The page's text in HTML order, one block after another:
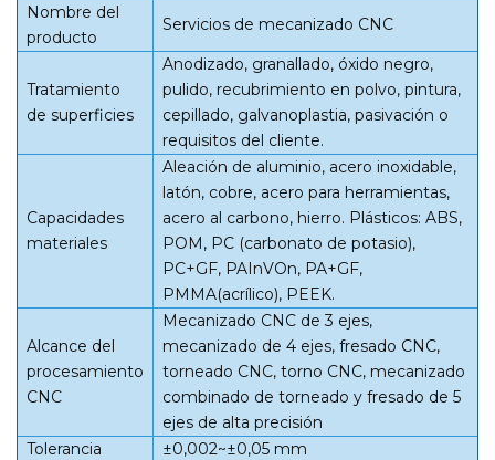
Nombre del
producto
Servicios de mecanizado CNC
Tratamiento
de superficies
Anodizado, granallado, óxido negro,
pulido, recubrimiento en polvo, pintura,
cepillado, galvanoplastia, pasivación o
requisitos del cliente.
Capacidades
materiales
Aleación de aluminio, acero inoxidable,
latón, cobre, acero para herramientas,
acero al carbono, hierro. Plásticos: ABS,
POM, PC (carbonato de potasio),
PC+GF, PAInVOn, PA+GF,
PMMA(acrílico), PEEK.
Alcance del
procesamiento
CNC
Mecanizado CNC de 3 ejes,
mecanizado de 4 ejes, fresado CNC,
torneado CNC, torno CNC, mecanizado
combinado de torneado y fresado de 5
ejes de alta precisión
Tolerancia
±0,002~±0,05 mm